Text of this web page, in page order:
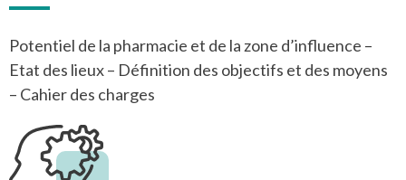
Potentiel de la pharmacie et de la zone d’influence –
Etat des lieux – Définition des objectifs et des moyens
– Cahier des charges